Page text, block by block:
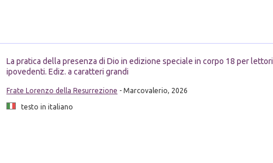
La pratica della presenza di Dio in edizione speciale in corpo 18 per lettori
ipovedenti. Ediz. a caratteri grandi
Frate Lorenzo della Resurrezione - Marcovalerio, 2026
testo in italiano